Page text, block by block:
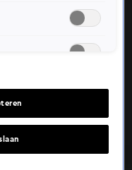
je huidige locatie